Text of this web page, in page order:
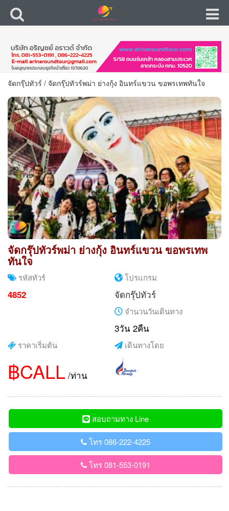
จัดกรุ๊ปทัวร์ / จัดกรุ๊ปทัวร์พม่า ย่างกุ้ง อินทร์แขวน ขอพรเทพทันใจ
จัดกรุ๊ปทัวร์พม่า ย่างกุ้ง อินทร์แขวน ขอพรเทพ
ทันใจ
รหัสทัวร์
4852
โปรแกรม
จัดกรุ๊ปทัวร์
จำนวนวันเดินทาง
3วัน 2คืน
ราคาเริ่มต้น
฿CALL /ท่าน
เดินทางโดย
สอบถามทาง Line
โทร 086-222-4225
โทร 081-553-0191